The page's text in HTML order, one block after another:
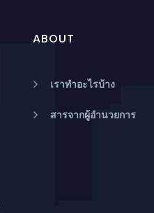
ABOUT
เราทำอะไรบ้าง
สารจากผู้อำนวยการ